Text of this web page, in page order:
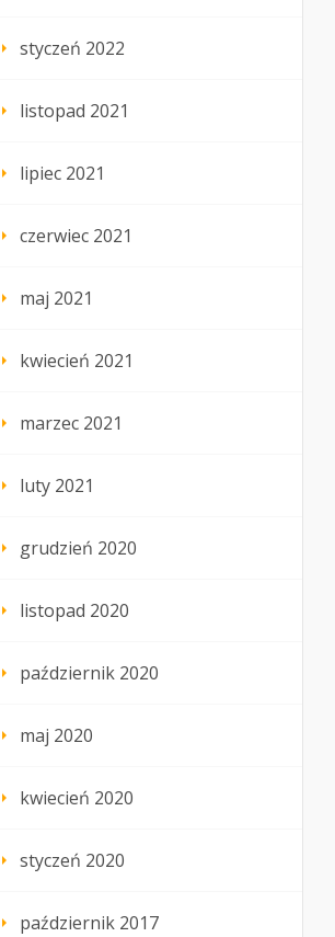
styczeń 2022
listopad 2021
lipiec 2021
czerwiec 2021
maj 2021
kwiecień 2021
marzec 2021
luty 2021
grudzień 2020
listopad 2020
październik 2020
maj 2020
kwiecień 2020
styczeń 2020
październik 2017